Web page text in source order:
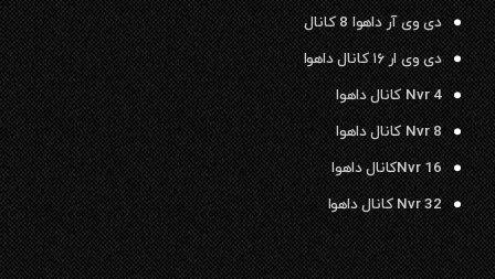
دی وی آر داهوا 8 کانال
دی وی ار ۱۶ کانال داهوا
Nvr 4 کانال داهوا
Nvr 8 کانال داهوا
Nvr 16کانال داهوا
Nvr 32 کانال داهوا